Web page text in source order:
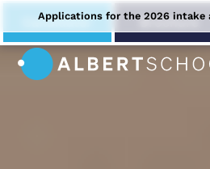
Applications for the 2026 intake
Candidater Brochure